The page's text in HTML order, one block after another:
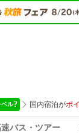
バス・ツアー